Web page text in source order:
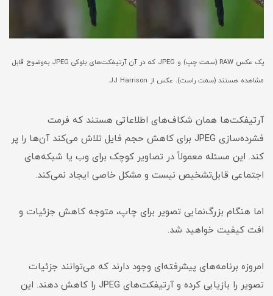
یک عکس RAW (سمت چپ) و JPEG که در آن آرتیفکت‌های بلوکی JPEG به‌وضوح قابل
مشاهده هستند (سمت راست). عکس از JJ Harrison.
آرتیفکت‌ها همان شکاف‌های اطلاعاتی هستند که فرمت
فشرده‌سازی JPEG برای کاهش حجم فایل تلاش می‌کند آن‌ها را پر
کند. این مسئله معمولاً در تصاویر کوچک برای وب یا شبکه‌های
اجتماعی قابل‌تشخیص نیست و مشکل خاصی ایجاد نمی‌کند.
اما هنگام بزرگ‌نمایی تصویر برای چاپ، متوجه کاهش جزئیات و
افت کیفیت خواهید شد.
امروزه برنامه‌های پیشرفته‌ای وجود دارند که می‌توانند جزئیات
تصویر را بازیابی کرده و آرتیفکت‌های JPEG را کاهش دهند. این